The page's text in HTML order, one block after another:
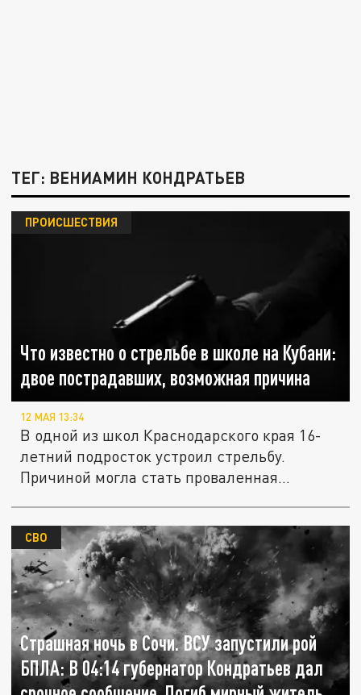
ТЕГ: ВЕНИАМИН КОНДРАТЬЕВ
Что известно о стрельбе в школе на Кубани:
двое пострадавших, возможная причина
ПРОИСШЕСТВИЯ
12 МАЯ 13:34
В одной из школ Краснодарского края 16-
летний подросток устроил стрельбу.
Причиной могла стать проваленная...
Страшная ночь в Сочи. ВСУ запустили рой
БПЛА: В 04:14 губернатор Кондратьев дал
СВО